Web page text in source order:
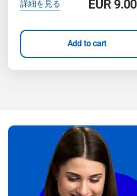
詳細を見る EUR9.00
Add to cart